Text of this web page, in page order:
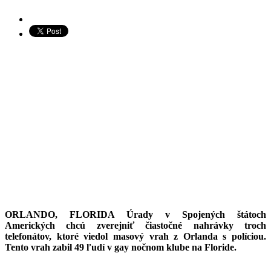
ORLANDO, FLORIDA Úrady v Spojených štátoch
Amerických chcú zverejniť čiastočné nahrávky troch
telefonátov, ktoré viedol masový vrah z Orlanda s políciou.
Tento vrah zabil 49 ľudí v gay nočnom klube na Floride.